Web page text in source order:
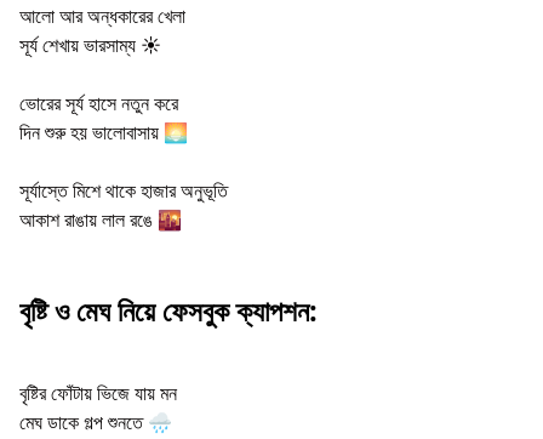
আলো আর অন্ধকারের খেলা
সূর্য শেখায় ভারসাম্য ☀️
ভোরের সূর্য হাসে নতুন করে
দিন শুরু হয় ভালোবাসায় 🌅
সূর্যাস্তে মিশে থাকে হাজার অনুভূতি
আকাশ রাঙায় লাল রঙে 🌇
বৃষ্টি ও মেঘ নিয়ে ফেসবুক ক্যাপশন:
বৃষ্টির ফোঁটায় ভিজে যায় মন
মেঘ ডাকে গল্প শুনতে 🌧️